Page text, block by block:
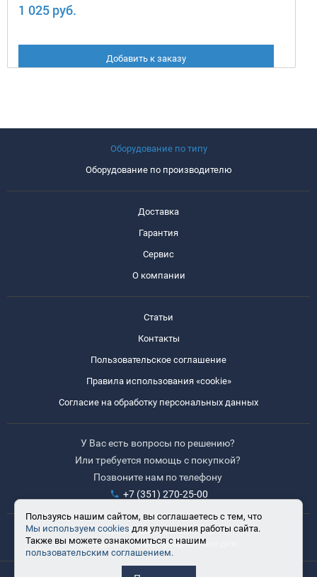
1 025 руб.
Добавить к заказу
Оборудование по типу
Оборудование по производителю
Доставка
Гарантия
Сервис
О компании
Статьи
Контакты
Пользовательское соглашение
Правила использования «cookie»
Согласие на обработку персональных данных
У Вас есть вопросы по решению?
Или требуется помощь с покупкой?
Позвоните нам по телефону
+7 (351) 270-25-00
Время работы: 8:30-17:30
Выходные: сб, вс, праздничные дни
Пользуясь нашим сайтом, вы соглашаетесь с тем, что
Мы используем cookies для улучшения работы сайта.
Также вы можете ознакомиться с нашим
пользовательским соглашением.